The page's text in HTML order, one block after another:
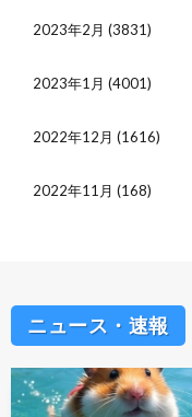
2023年2月 (3831)
2023年1月 (4001)
2022年12月 (1616)
2022年11月 (168)
ニュース・速報